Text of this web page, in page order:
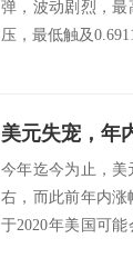
弹，波动剧烈，最
压，最低触及
今年迄今为止，美
右，而此前年内涨
于2020年美国可